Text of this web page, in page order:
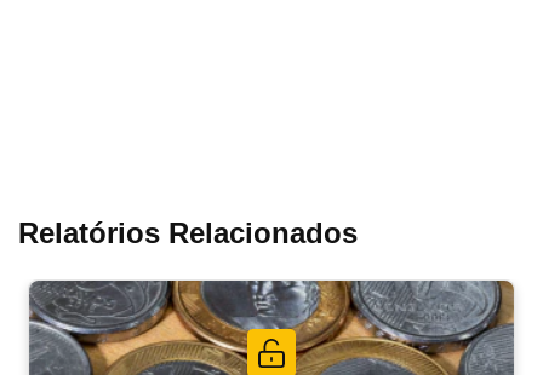
Relatórios Relacionados